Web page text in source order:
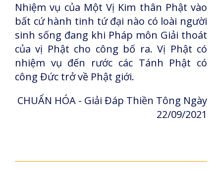
Nhiệm vụ của Một Vị Kim thân Phật vào
bất cứ hành tinh tứ đại nào có loài người
sinh sống đang khi Pháp môn Giải thoát
của vị Phật cho công bố ra. Vị Phật có
nhiệm vụ đến rước các Tánh Phật có
công Đức trở về Phật giới.
CHUẨN HÓA - Giải Đáp Thiền Tông Ngày
22/09/2021